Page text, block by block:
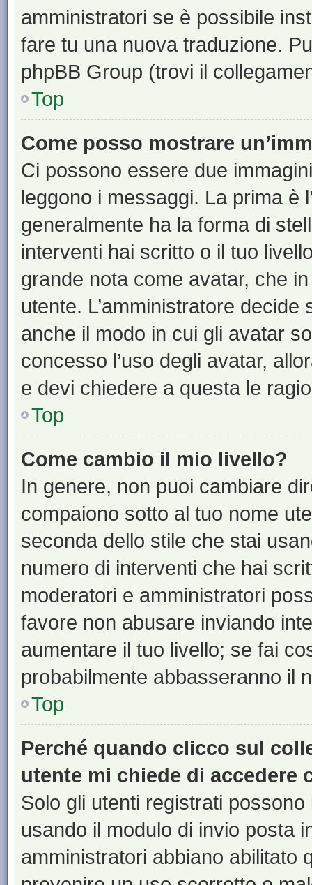
amministratori se è possibile
fare tu una nuova traduzione.
phpBB Group (trovi il
Top
Come posso mostrare
Ci possono essere due
leggono i messaggi. La prima è
generalmente ha la forma di
interventi hai scritto o il tuo
grande nota come avatar, che
utente. L’amministratore
anche il modo in cui gli avatar
concesso l’uso degli avatar,
e devi chiedere a questa le
Top
Come cambio il mio livello?
In genere, non puoi cambiare
compaiono sotto al tuo nome
seconda dello stile che stai
numero di interventi che hai
moderatori e amministratori
favore non abusare inviando
aumentare il tuo livello; se fai
probabilmente abbasseranno il
Top
Perché quando clicco sul
utente mi chiede di accedere
Solo gli utenti registrati
usando il modulo di invio posta
amministratori abbiano abilitato